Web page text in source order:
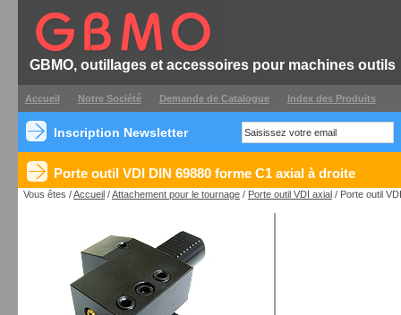
GBMO, outillages et accessoires pour machines outils
Accueil Notre Société Demande de Catalogue Index des Produits
Inscription Newsletter
Porte outil VDI DIN 69880 forme C1 axial à droite
Vous êtes /Accueil/Attachement pour le tournage/ Porte outil VDI axial/ Porte outil